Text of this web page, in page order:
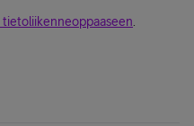
tietoliikenneoppaaseen